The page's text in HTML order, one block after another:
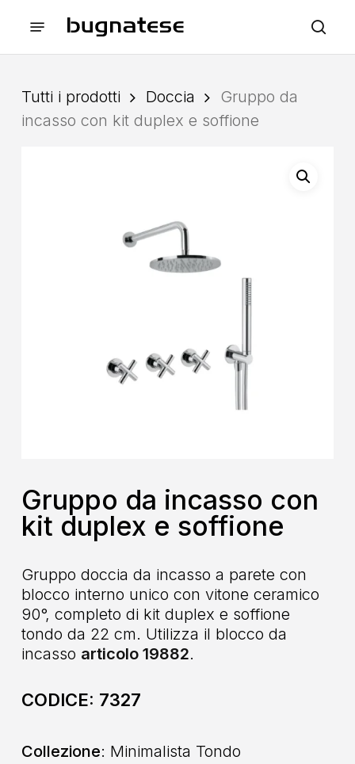
Menu
Tutti i prodotti Doccia
Gruppo da
incasso con kit duplex e soffione
Gruppo da incasso con
kit duplex e soffione
Gruppo doccia da incasso a parete con
blocco interno unico con vitone ceramico
90°, completo di kit duplex e soffione
tondo da 22 cm. Utilizza il blocco da
incasso articolo 19882.
CODICE: 7327
Collezione: Minimalista Tondo